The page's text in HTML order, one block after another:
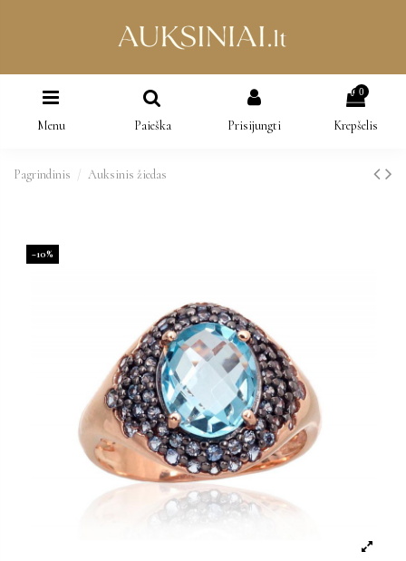
Menu Paieška Prisijungti
0
Krepšelis
Pagrindinis Auksinis žiedas
−10%